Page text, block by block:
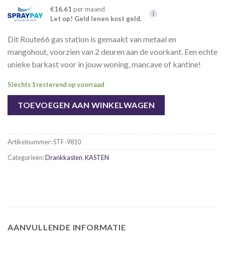
€16.61 per maand
Let op! Geld lenen kost geld.
i
Dit Route66 gas station is gemaakt van metaal en
mangohout, voorzien van 2 deuren aan de voorkant. Een echte
unieke barkast voor in jouw woning, mancave of kantine!
Slechts 1 resterend op voorraad
TOEVOEGEN AAN WINKELWAGEN
Artikelnummer:STF-9810
Categorieën:Drankkasten,KASTEN
AANVULLENDE INFORMATIE